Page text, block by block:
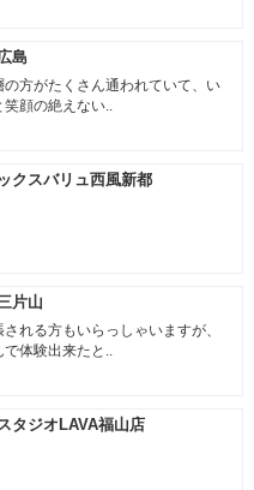
島
の方がたくさん通われていて、い
笑顔の絶えない..
クスバリュ西風新都
片山
れる方もいらっしゃいますが、
で体験出来たと..
タジオLAVA福山店